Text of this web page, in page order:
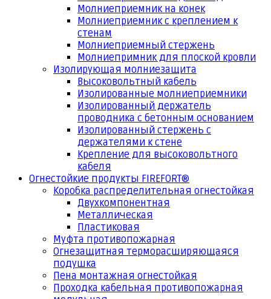
Молниеприемник на конек
Молниеприемник с креплением к
стенам
Молниеприемный стержень
Молниепримник для плоской кровли
Изолирующая молниезащита
Высоковольтный кабель
Изолированные молниеприемники
Изолированный держатель
проводника с бетонным основанием
Изолированный стержень с
держателями к стене
Крепление для высоковольтного
кабеля
Огнестойкие продукты FIREFORT®
Коробка распределительная огнестойкая
Двухкомпонентная
Металлическая
Пластиковая
Муфта противопожарная
Огнезащитная терморасширяющаяся
подушка
Пена монтажная огнестойкая
Проходка кабельная противопожарная